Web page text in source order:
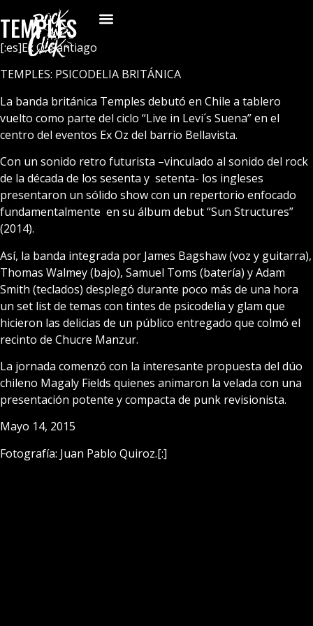
TEMPLES
[:es]Ex O, Santiago
TEMPLES: PSICODELIA BRITÁNICA
La banda británica Temples debutó en Chile a tablero
vuelto como parte del ciclo “Live in Levi´s Suena” en el
centro del eventos Ex Oz del barrio Bellavista.
Con un sonido retro futurista –vinculado al sonido del rock
de la década de los sesenta y setenta- los ingleses
presentaron un sólido show con un repertorio enfocado
fundamentalmente en su álbum debut “Sun Structures”
(2014).
Así, la banda integrada por James Bagshaw (voz y guitarra),
Thomas Walmey (bajo), Samuel Toms (batería) y Adam
Smith (teclados) desplegó durante poco más de una hora
un set list de temas con tintes de psicodelia y glam que
hicieron las delicias de un público entregado que colmó el
recinto de Chucre Manzur.
La jornada comenzó con la interesante propuesta del dúo
chileno Magaly Fields quienes animaron la velada con una
presentación potente y compacta de punk revisionista.
Mayo 14, 2015
Fotografía: Juan Pablo Quiroz.[:]